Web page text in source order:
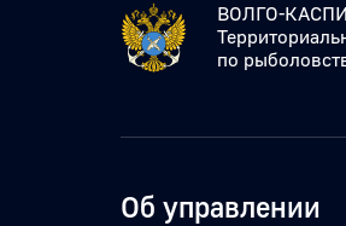
ВОЛГО-
по
Об управлении